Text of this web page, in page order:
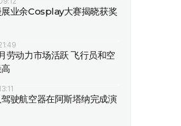
业余Cosplay大赛揭晓获奖
劳动力市场活跃 飞行员和空
驶航空器在阿斯塔纳完成演